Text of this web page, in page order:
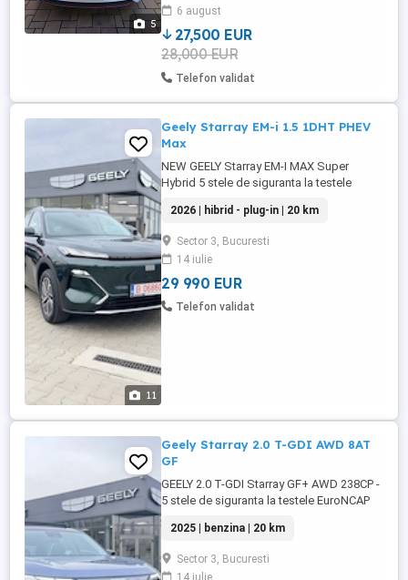
5
6 august
27,500 EUR
28,000 EUR
Telefon validat
11
Geely Starray EM-i 1.5 1DHT PHEV
Max
NEW GEELY Starray EM-I MAX Super
Hybrid 5 stele de siguranta la testele
producator, 6 ani in limita a 150 mii km.
Posibilitate finantare in leasing financiar,
operational sau credit auto. TVA inclus si
deductibil Pret valabil prin programul
REMAT adresat persoanelor ...
2026 | hibrid - plug-in | 20 km
Sector 3, Bucuresti
14 iulie
29 990 EUR
Telefon validat
Geely Starray 2.0 T-GDI AWD 8AT
GF
GEELY 2.0 T-GDI Starray GF+ AWD 238CP -
5 stele de siguranta la testele EuroNCAP
(Verde Smarald, Argintiu Titanium, Negru
Caviar, Alb) Masina cu garantie oferita de
producator, 4 ani in limita a 100 mii km. (Cu
2025 | benzina | 20 km
Sector 3, Bucuresti
14 iulie